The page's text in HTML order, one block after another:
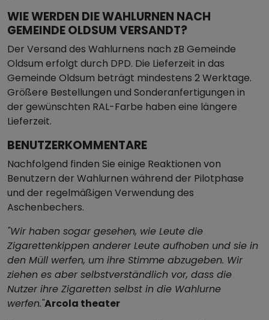
WIE WERDEN DIE WAHLURNEN NACH
GEMEINDE OLDSUM VERSANDT?
Der Versand des Wahlurnens nach zB Gemeinde
Oldsum erfolgt durch DPD. Die Lieferzeit in das
Gemeinde Oldsum beträgt mindestens 2 Werktage.
Größere Bestellungen und Sonderanfertigungen in
der gewünschten RAL-Farbe haben eine längere
Lieferzeit.
BENUTZERKOMMENTARE
Nachfolgend finden Sie einige Reaktionen von
Benutzern der Wahlurnen während der Pilotphase
und der regelmäßigen Verwendung des
Aschenbechers.
"Wir haben sogar gesehen, wie Leute die
Zigarettenkippen anderer Leute aufhoben und sie in
den Müll werfen, um ihre Stimme abzugeben. Wir
ziehen es aber selbstverständlich vor, dass die
Nutzer ihre Zigaretten selbst in die Wahlurne
werfen."Arcola theater